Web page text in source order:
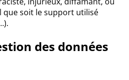
soit le support utilisé
des données